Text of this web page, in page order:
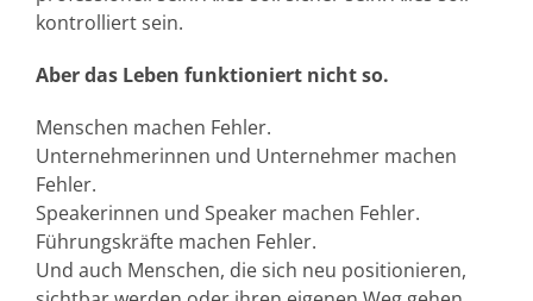
kontrolliert sein.
Aber das Leben funktioniert nicht so.
Menschen machen Fehler.
Unternehmerinnen und Unternehmer machen
Fehler.
Speakerinnen und Speaker machen Fehler.
Führungskräfte machen Fehler.
Und auch Menschen, die sich neu positionieren,